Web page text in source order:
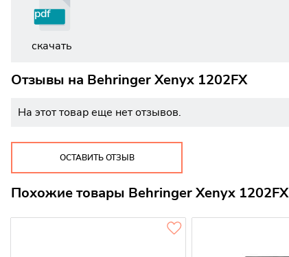
pdf
скачать
Отзывы на Behringer Xenyx 1202FX
На этот товар еще нет отзывов.
ОСТАВИТЬ ОТЗЫВ
Похожие товары Behringer Xenyx 1202FX